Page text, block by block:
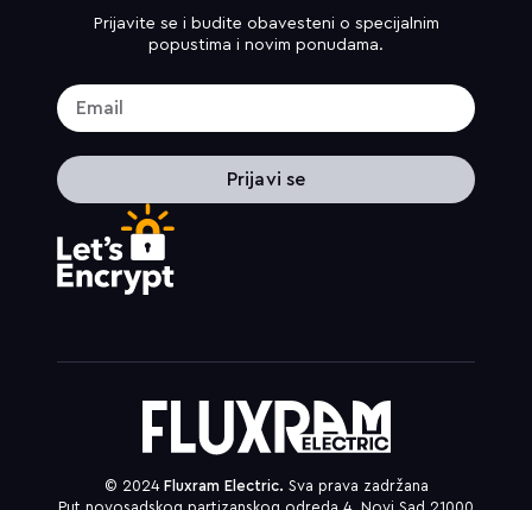
Prijavite se i budite obavesteni o specijalnim
popustima i novim ponudama.
Prijavi se
© 2024 Fluxram Electric. Sva prava zadržana
Put novosadskog partizanskog odreda 4, Novi Sad 21000